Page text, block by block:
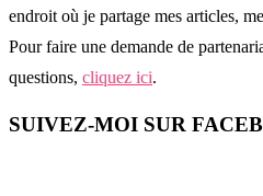
endroit où je partage mes articles,
Pour faire une demande de
questions, cliquez ici.
SUIVEZ-MOI SUR